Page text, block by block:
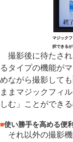
マジック
択できる
撮影後に待たされ
るタイプの機能が
めながら撮影して
ままマジックフィ
しむ」ことができる
■使い勝手を高める便
それ以外の撮影機